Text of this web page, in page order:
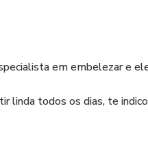
em embelezar e
linda todos os dias, te